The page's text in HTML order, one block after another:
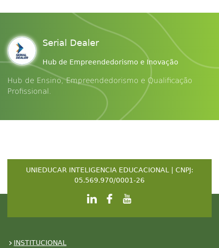
Serial Dealer
Hub de Empreendedorismo e Inovação
Hub de Ensino, Empreendedorismo e Qualificação
Profissional.
UNIEDUCAR INTELIGENCIA EDUCACIONAL | CNPJ:
05.569.970/0001-26
INSTITUCIONAL